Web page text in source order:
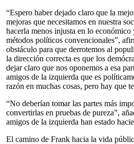
“Espero haber dejado claro que la
mejoras que necesitamos en nuestra
hacerla menos injusta en lo
métodos políticos convencionales”,
obstáculo para que derrotemos al
la dirección correcta es que los
dejar claro que nos oponemos a esa
amigos de la izquierda que es
razón en muchas cosas, pero hay que
“No deberían tomar las partes más
convertirlas en pruebas de pureza”,
amigos de la izquierda han estado
El camino de Frank hacia la vida